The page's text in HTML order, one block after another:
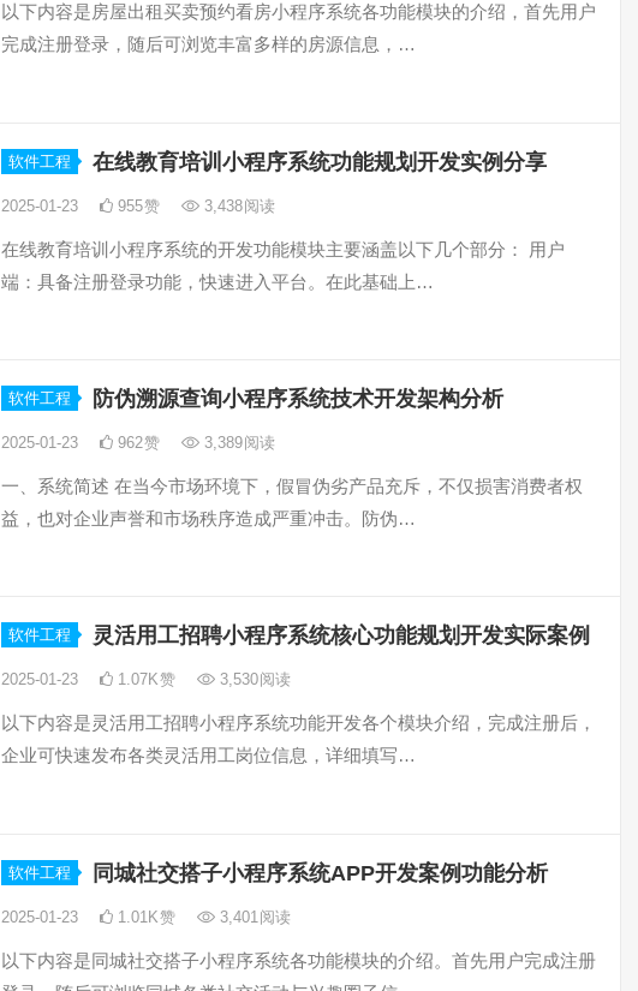
以下内容是房屋出租买卖预约看房小程序系统各功能模块的介绍，首先用户
完成注册登录，随后可浏览丰富多样的房源信息，…
软件工程 在线教育培训小程序系统功能规划开发实例分享
2025-01-23 955赞 3,438阅读
在线教育培训小程序系统的开发功能模块主要涵盖以下几个部分： 用户
端：具备注册登录功能，快速进入平台。在此基础上…
软件工程 防伪溯源查询小程序系统技术开发架构分析
2025-01-23 962赞 3,389阅读
一、系统简述 在当今市场环境下，假冒伪劣产品充斥，不仅损害消费者权
益，也对企业声誉和市场秩序造成严重冲击。防伪…
软件工程 灵活用工招聘小程序系统核心功能规划开发实际案例
2025-01-23 1.07K赞 3,530阅读
以下内容是灵活用工招聘小程序系统功能开发各个模块介绍，完成注册后，
企业可快速发布各类灵活用工岗位信息，详细填写…
软件工程 同城社交搭子小程序系统APP开发案例功能分析
2025-01-23 1.01K赞 3,401 阅读
以下内容是同城社交搭子小程序系统各功能模块的介绍。首先用户完成注册